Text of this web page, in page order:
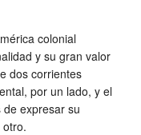
colonial
y su gran valor
dos corrientes
por un lado, y el
expresar su